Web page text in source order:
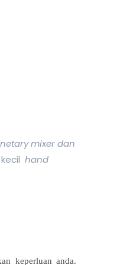
mixer dan
kecilhand
keperluan anda.